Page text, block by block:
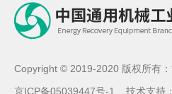
Copyright © 2019-2020 版权所有
京ICP备05039447号-1
技术支持：